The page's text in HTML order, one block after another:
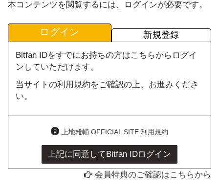
本コンテンツを閲覧するには、ログインが必要です。
ログイン 新規登録
Bitfan IDをすでにお持ちの方はこちらからログイ
ンしていただけます。
当サイトの利用規約をご確認の上、お進みくださ
い。
上地雄輔 OFFICIAL SITE 利用規約
上記に同意してBitfan IDログイン
会員特典のご確認はこちらから